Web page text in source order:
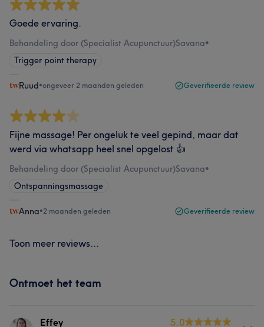
Goede ervaring.
Behandeling door (Specialist Acupunctuur)Savana•
Trigger point therapy
Ruud•ongeveer 2 maanden geleden Geverifieerde review
Fijne massage! Per ongeluk te veel gepind, maar dat
werd via whatsapp heel snel opgelost 👍
Behandeling door (Specialist Acupunctuur)Savana•
Ontspanningsmassage
Anna•2 maanden geleden Geverifieerde review
Toon meer reviews...
Ontmoet het team
Effey 5.0